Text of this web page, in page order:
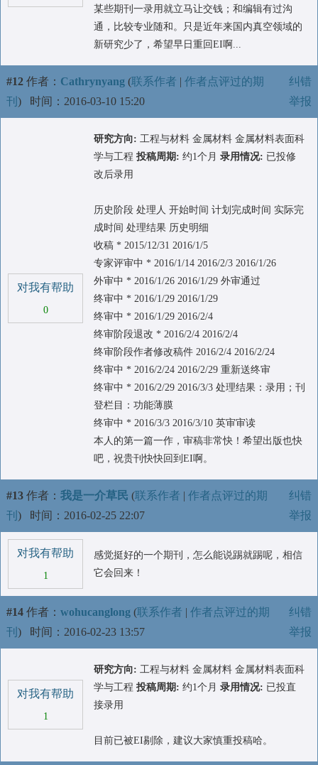
某些期刊一录用就立马让交钱；和编辑有过沟
通，比较专业随和。只是近年来国内真空领域的
新研究少了，希望早日重回EI啊...
#12 作者： Cathrynyang (联系作者 | 作者点评过的期
刊 ) 时间：2016-03-10 15:20
纠错
举报
对我有帮助
0
研究方向: 工程与材料 金属材料 金属材料表面科
学与工程 投稿周期: 约1个月 录用情况: 已投修
改后录用
历史阶段 处理人 开始时间 计划完成时间 实际完
成时间 处理结果 历史明细
收稿 * 2015/12/31 2016/1/5
专家评审中 * 2016/1/14 2016/2/3 2016/1/26
外审中 * 2016/1/26 2016/1/29 外审通过
终审中 * 2016/1/29 2016/1/29
终审中 * 2016/1/29 2016/2/4
终审阶段退改 * 2016/2/4 2016/2/4
终审阶段作者修改稿件 2016/2/4 2016/2/24
终审中 * 2016/2/24 2016/2/29 重新送终审
终审中 * 2016/2/29 2016/3/3 处理结果：录用；刊
登栏目：功能薄膜
终审中 * 2016/3/3 2016/3/10 英审审读
本人的第一篇一作，审稿非常快！希望出版也快
吧，祝贵刊快快回到EI啊。
#13 作者： 我是一介草民 (联系作者 | 作者点评过的期
刊 ) 时间：2016-02-25 22:07
纠错
举报
对我有帮助
1
感觉挺好的一个期刊，怎么能说踢就踢呢，相信
它会回来！
#14 作者： wohucanglong (联系作者 | 作者点评过的期
刊 ) 时间：2016-02-23 13:57
纠错
举报
对我有帮助
1
研究方向: 工程与材料 金属材料 金属材料表面科
学与工程 投稿周期: 约1个月 录用情况: 已投直
接录用
目前已被EI剔除，建议大家慎重投稿哈。